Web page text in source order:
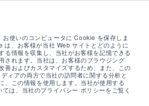
お使いのコンピュータに Cookie を保存しま
は、お客様が当社 Web サイトとどのように
る情報を収集し、当社がお客様を記憶できる
されます。当社は、お客様のブラウジング
善およびカスタマイズするため、また、この
ィアの両方で当社の訪問者に関する分析と
、この情報を使用します。当社が使用する
は、当社のプライバシー ポリシーをご覧く